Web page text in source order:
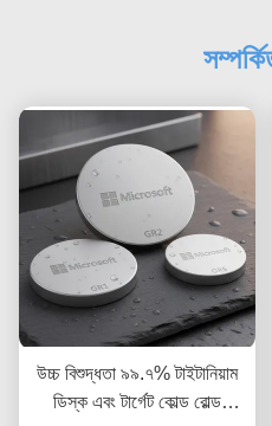
উচ্চ বিশুদ্ধতা ৯৯.৭% টাইটানিয়াম
ডিস্ক এবং টার্গেট কোল্ড রোল্ড